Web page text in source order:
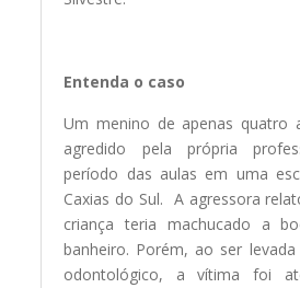
Entenda o caso
Um menino de apenas quatro
agredido pela própria
período das aulas em uma
Caxias do Sul. A agressora
criança teria machucado a
banheiro. Porém, ao ser
odontológico, a vítima foi